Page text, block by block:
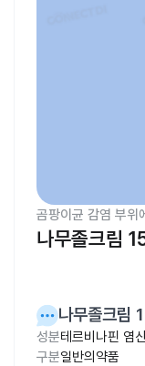
곰팡이균 감염 부위
나무졸크림
나무졸크림
성분테르비나핀 염
구분일반의약품